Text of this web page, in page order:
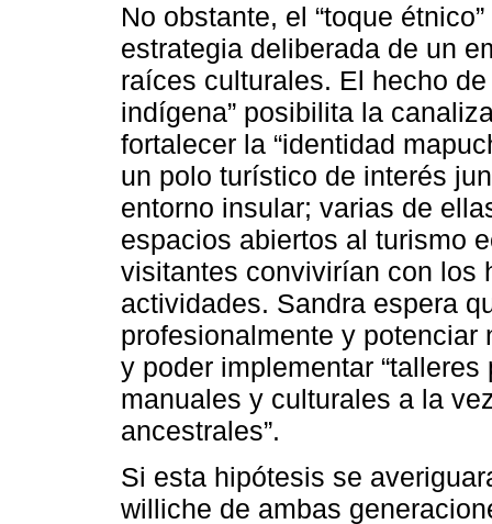
No obstante, el “toque
estrategia deliberada de un
raíces culturales. El hecho
indígena” posibilita la
fortalecer la “identidad
un polo turístico de interés
entorno insular; varias de
espacios abiertos al turismo
visitantes convivirían con los
actividades. Sandra espera
profesionalmente y potenciar
y poder implementar
manuales y culturales a la
ancestrales”.
Si esta hipótesis se
williche de ambas